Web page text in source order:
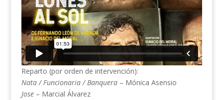
Reparto (por orden de intervención):
Nata / Funcionaria / Banquera– Mónica Asensio
Jose– Marcial Álvarez